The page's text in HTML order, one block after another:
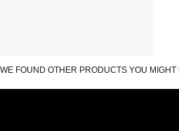
WE FOUND OTHER PRODUCTS YOU MIGHT